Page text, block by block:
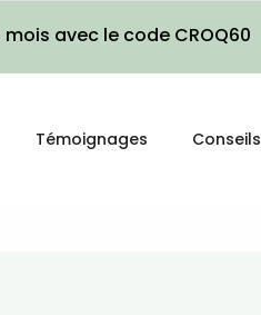
mois avec le code CROQ60
Témoignages Conseils